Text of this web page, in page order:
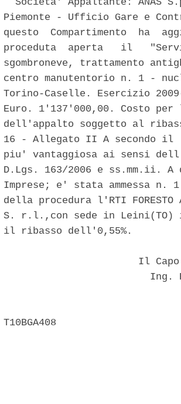
Societa' Appaltante: ANAS
Piemonte - Ufficio Gare e
questo  Compartimento  ha
proceduta  aperta   il
sgombroneve, trattamento
centro manutentorio n. 1 -
Torino-Caselle. Esercizio
Euro. 1'137'000,00. Costo
dell'appalto soggetto al
16 - Allegato II A secondo il
piu' vantaggiosa ai sensi
D.Lgs. 163/2006 e ss.mm.ii.
Imprese; e' stata ammessa
della procedura l'RTI FORESTO
S. r.l.,con sede in Leini(TO)
il ribasso dell'0,55%.
Il